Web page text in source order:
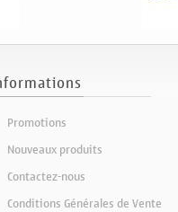
Promotions
Nouveaux produits
Contactez-nous
Conditions Générales de Vente